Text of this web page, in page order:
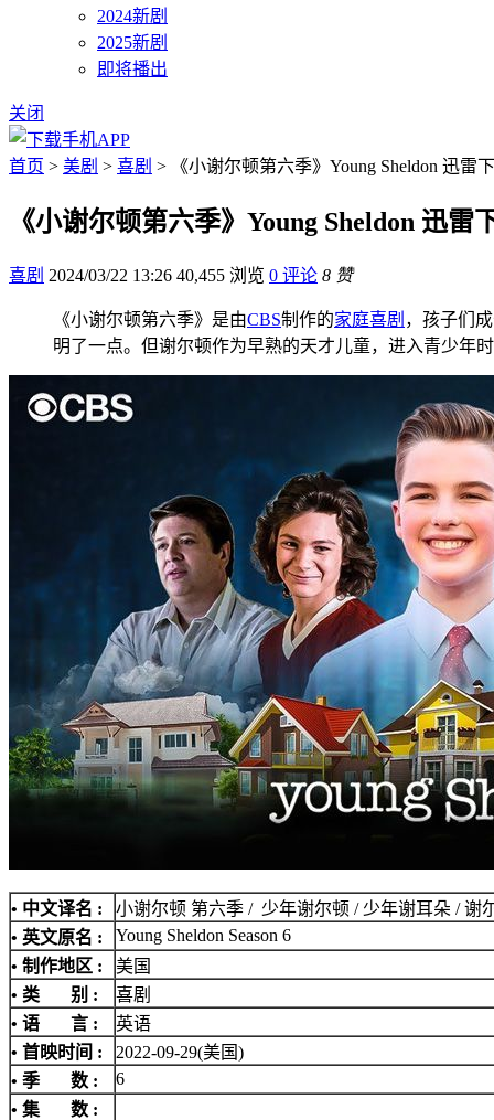
2024新剧
2025新剧
即将播出
关闭
首页 > 美剧 > 喜剧 > 《小谢尔顿第六季》Young Sheldon 迅雷
《小谢尔顿第六季》Young Sheldon 迅雷
喜剧 2024/03/22 13:26 40,455 浏览 0 评论 8 赞
《小谢尔顿第六季》是由CBS制作的家庭喜剧 ，孩子们
明了一点。但谢尔顿作为早熟的天才儿童，进入青少年
• 中文译名 :
小谢尔顿 第六季 / 少年谢尔顿 / 少年谢耳朵 / 谢
• 英文原名 :
Young Sheldon Season 6
• 制作地区 :
美国
• 类 别 :
喜剧
• 语 言 :
英语
• 首映时间 :
2022-09-29(美国)
• 季 数 :
6
• 集 数 :